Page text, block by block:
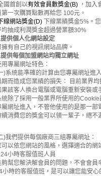
國首創以有效會員數獎金(B) ，加入
第一次購買點數再給您 100元。
下線網站獎金(D) 下線業績獎金5%。
均抽成利潤獎金超過營業額30%
供個人化網站設定
擁有自己的視訊網站品牌。
供每個加盟網站均獨立網址
用專屬網址特色：
)系統能準確的計算由您專屬網址進
期而造成您業績的損失： 目前業界
果該客人換台電腦或電腦重新安裝
統除了採用一般業界所使用的
屬網址進入，不管他使用的是那一
續消費您的獎金可以領一輩子，絕
)我們提供每個廠商三組專屬網址：
可以依您網站的風格，選擇適合的
小時客服值班人員
夠幫您解決解會員的問題，不會會
小時的客服值班，是可以讓您能安